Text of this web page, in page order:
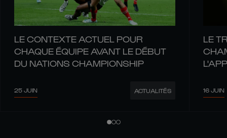
LE CONTEXTE ACTUEL POUR
CHAQUE ÉQUIPE AVANT LE DÉBUT
DU NATIONS CHAMPIONSHIP
25 JUIN ACTUALITÉS
LE
16 JUIN